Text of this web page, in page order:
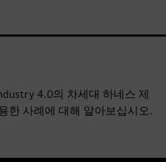
4.0의 차세대 하네스 제
한 사례에 대해 알아보십시오.